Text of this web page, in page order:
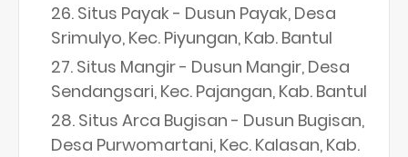
Situs Payak - Dusun Payak, Desa
Srimulyo, Kec. Piyungan, Kab. Bantul
Situs Mangir - Dusun Mangir, Desa
Sendangsari, Kec. Pajangan, Kab. Bantul
Situs Arca Bugisan - Dusun Bugisan,
Desa Purwomartani, Kec. Kalasan, Kab.